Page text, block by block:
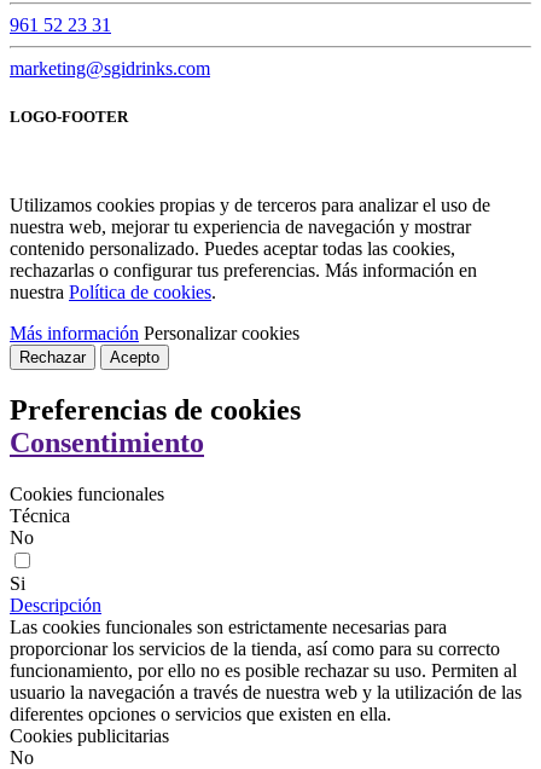
961 52 23 31
marketing@sgidrinks.com
LOGO-FOOTER
Utilizamos cookies propias y de terceros para analizar el uso de
nuestra web, mejorar tu experiencia de navegación y mostrar
contenido personalizado. Puedes aceptar todas las cookies,
rechazarlas o configurar tus preferencias. Más información en
nuestra Política de cookies.
Más información Personalizar cookies
Rechazar Acepto
Preferencias de cookies
Consentimiento
Cookies funcionales
Técnica
No
Si
Descripción
Las cookies funcionales son estrictamente necesarias para
proporcionar los servicios de la tienda, así como para su correcto
funcionamiento, por ello no es posible rechazar su uso. Permiten al
usuario la navegación a través de nuestra web y la utilización de las
diferentes opciones o servicios que existen en ella.
Cookies publicitarias
No